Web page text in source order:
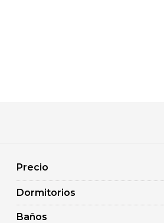
Precio
Dormitorios
Baños